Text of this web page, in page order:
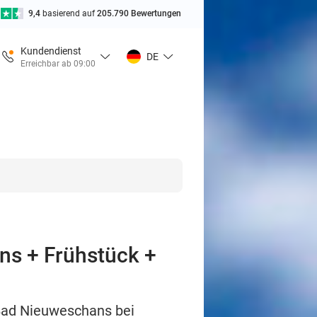
9,4 basierend auf205.790 Bewertungen
Kundendienst
Erreichbar ab 09:00
DE
+ Frühstück +
Nieuweschans bei